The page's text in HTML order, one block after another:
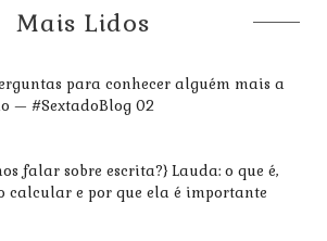
Mais Lidos
para conhecer alguém mais a
— #SextadoBlog 02
falar sobre escrita?} Lauda: o que é,
calcular e por que ela é importante